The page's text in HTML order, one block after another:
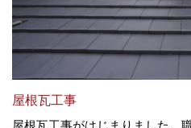
屋根瓦工事
屋根瓦工事がはじまりました。